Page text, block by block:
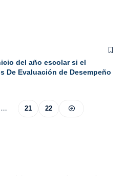
del año escolar si el
De Evaluación de Desempeño
… 21 22